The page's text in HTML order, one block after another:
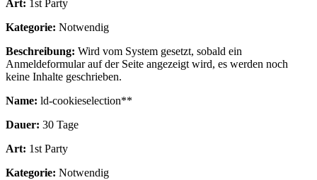
Art: 1st Party
Kategorie: Notwendig
Beschreibung: Wird vom System gesetzt, sobald ein
Anmeldeformular auf der Seite angezeigt wird, es werden noch
keine Inhalte geschrieben.
Name: ld-cookieselection**
Dauer: 30 Tage
Art: 1st Party
Kategorie: Notwendig